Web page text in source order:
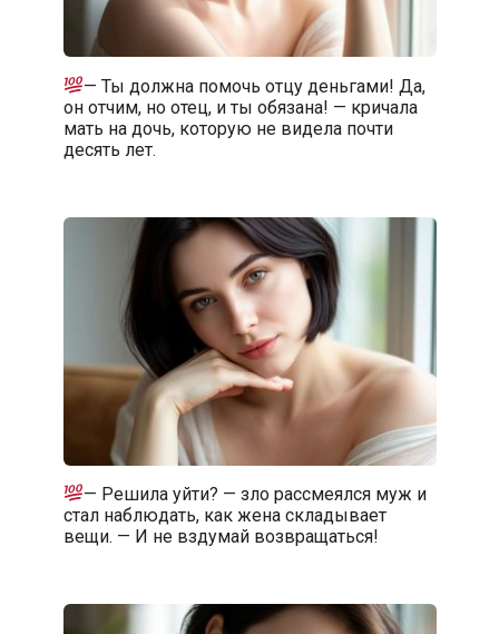
— Ты должна помочь отцу деньгами! Да,
он отчим, но отец, и ты обязана! — кричала
мать на дочь, которую не видела почти
десять лет.
— Решила уйти? — зло рассмеялся муж и
стал наблюдать, как жена складывает
вещи. — И не вздумай возвращаться!